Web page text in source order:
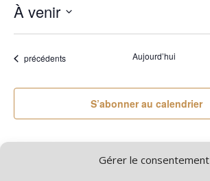
Gérer le consentement
À venir
date.Évènements
précédents Aujourd’hui
S’abonner au calendrier